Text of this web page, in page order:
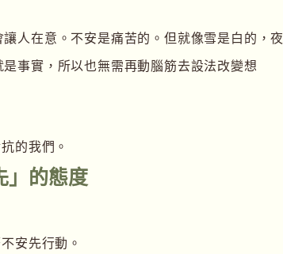
人在意。不安是痛苦的。但就像雪是白的，夜
事實，所以也無需再動腦筋去設法改變想
的我們。
」的態度
安先行動。